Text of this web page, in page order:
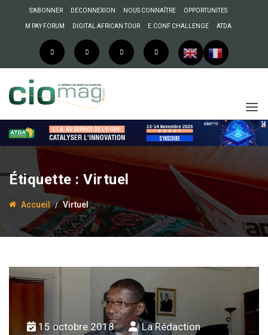
S’ABONNER DECONNEXION NOUS CONNAÎTRE OPPORTUNITES
M PAY FORUM DIGITAL AFRICAN TOUR E.CONF CHALLENGE ATDA
Étiquette : Virtuel
Accueil Virtuel
15 octobre 2018 La Rédaction